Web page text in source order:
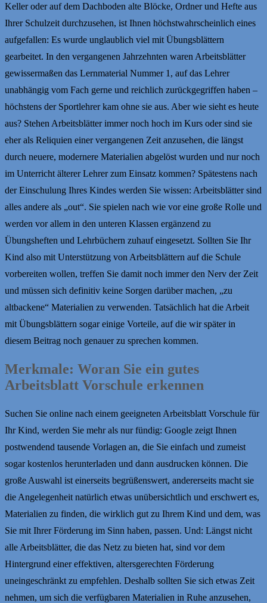
Keller oder auf dem Dachboden alte Blöcke, Ordner und Hefte aus
Ihrer Schulzeit durchzusehen, ist Ihnen höchstwahrscheinlich eines
aufgefallen: Es wurde unglaublich viel mit Übungsblättern
gearbeitet. In den vergangenen Jahrzehnten waren Arbeitsblätter
gewissermaßen das Lernmaterial Nummer 1, auf das Lehrer
unabhängig vom Fach gerne und reichlich zurückgegriffen haben –
höchstens der Sportlehrer kam ohne sie aus. Aber wie sieht es heute
aus? Stehen Arbeitsblätter immer noch hoch im Kurs oder sind sie
eher als Reliquien einer vergangenen Zeit anzusehen, die längst
durch neuere, modernere Materialien abgelöst wurden und nur noch
im Unterricht älterer Lehrer zum Einsatz kommen? Spätestens nach
der Einschulung Ihres Kindes werden Sie wissen: Arbeitsblätter sind
alles andere als „out“. Sie spielen nach wie vor eine große Rolle und
werden vor allem in den unteren Klassen ergänzend zu
Übungsheften und Lehrbüchern zuhauf eingesetzt. Sollten Sie Ihr
Kind also mit Unterstützung von Arbeitsblättern auf die Schule
vorbereiten wollen, treffen Sie damit noch immer den Nerv der Zeit
und müssen sich definitiv keine Sorgen darüber machen, „zu
altbackene“ Materialien zu verwenden. Tatsächlich hat die Arbeit
mit Übungsblättern sogar einige Vorteile, auf die wir später in
diesem Beitrag noch genauer zu sprechen kommen.
Merkmale: Woran Sie ein gutes
Arbeitsblatt Vorschule erkennen
Suchen Sie online nach einem geeigneten Arbeitsblatt Vorschule für
Ihr Kind, werden Sie mehr als nur fündig: Google zeigt Ihnen
postwendend tausende Vorlagen an, die Sie einfach und zumeist
sogar kostenlos herunterladen und dann ausdrucken können. Die
große Auswahl ist einerseits begrüßenswert, andererseits macht sie
die Angelegenheit natürlich etwas unübersichtlich und erschwert es,
Materialien zu finden, die wirklich gut zu Ihrem Kind und dem, was
Sie mit Ihrer Förderung im Sinn haben, passen. Und: Längst nicht
alle Arbeitsblätter, die das Netz zu bieten hat, sind vor dem
Hintergrund einer effektiven, altersgerechten Förderung
uneingeschränkt zu empfehlen. Deshalb sollten Sie sich etwas Zeit
nehmen, um sich die verfügbaren Materialien in Ruhe anzusehen,